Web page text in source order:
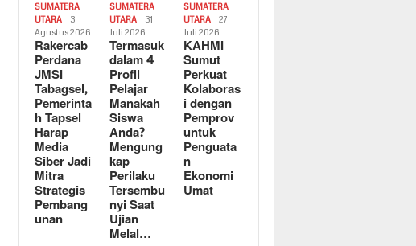
SUMATERA
UTARA
3
Agustus 2026
Rakercab
Perdana
JMSI
Tabagsel,
Pemerinta
h Tapsel
Harap
Media
Siber Jadi
Mitra
Strategis
Pembang
unan
SUMATERA
UTARA
31
Juli 2026
Termasuk
dalam 4
Profil
Pelajar
Manakah
Siswa
Anda?
Mengung
kap
Perilaku
Tersembu
nyi Saat
Ujian
Melal…
SUMATERA
UTARA
27
Juli 2026
KAHMI
Sumut
Perkuat
Kolaboras
i dengan
Pemprov
untuk
Penguata
n
Ekonomi
Umat